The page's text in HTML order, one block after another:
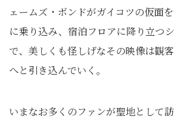
ェームズ・ボンドがガイコツの仮面
に乗り込み、宿泊フロアに降り立つ
で、美しくも怪しげなその映像は観
へと引き込んでいく。
いまなお多くのファンが聖地として